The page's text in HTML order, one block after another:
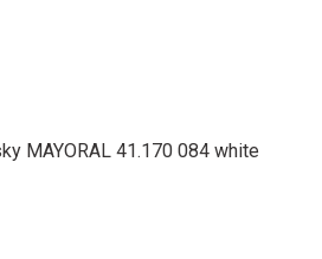
MAYORAL 41.170 084 white